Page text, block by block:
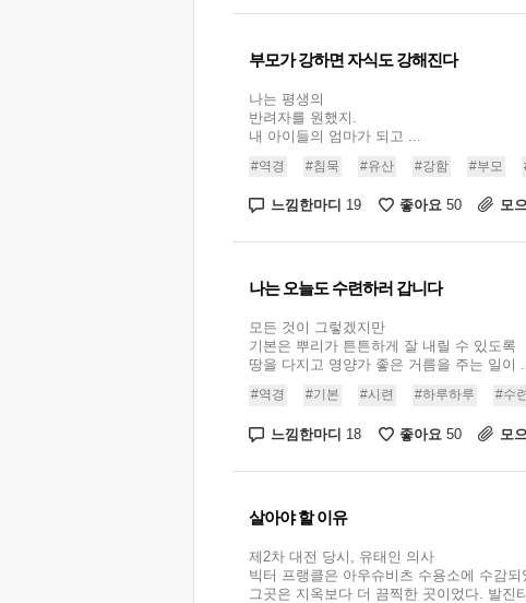
부모가 강하면 자식도 강해진다
나는 평생의
반려자를 원했지.
내 아이들의 엄마가 되고 ...
#역경 #침묵 #유산 #강함 #부모
느낌한마디 19 좋아요 50 모
나는 오늘도 수련하러 갑니다
모든 것이 그렇겠지만
기본은 뿌리가 튼튼하게 잘 내릴 수 있도록
땅을 다지고 영양가 좋은 거름을 주는 일이
#역경 #기본 #시련 #하루하루 #수련
느낌한마디 18 좋아요 50 모
살아야 할 이유
제2차 대전 당시, 유태인 의사
빅터 프랭클은 아우슈비츠 수용소에 수감되
그곳은 지옥보다 더 끔찍한 곳이었다. 발진